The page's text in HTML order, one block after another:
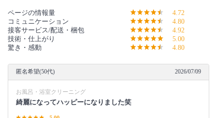
ページの情報量
4.72
コミュニケーション
4.80
接客サービス/配送・梱包
4.92
技術・仕上がり
5.00
驚き・感動
4.80
匿名希望(50代) 2026/07/09
お風呂・浴室クリーニング
綺麗になってハッピーになりました笑